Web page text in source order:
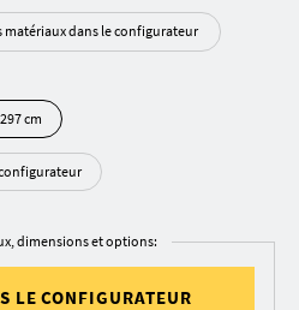
matériaux dans le configurateur
297 cm
dimensions et options:
LE CONFIGURATEUR